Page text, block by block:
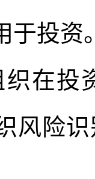
于投资
在投
风险